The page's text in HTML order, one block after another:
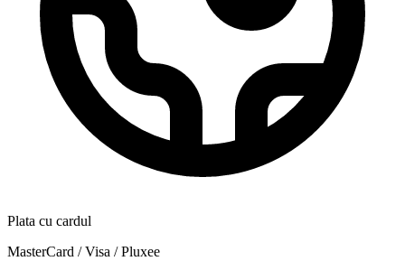
Plata cu cardul
MasterCard / Visa / Pluxee